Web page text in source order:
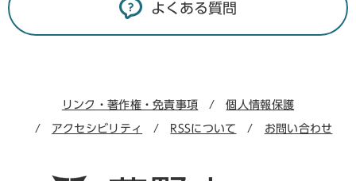
よくある質問
リンク・著作権・免責事項 個人情報保護
アクセシビリティ RSSについて お問い合わせ